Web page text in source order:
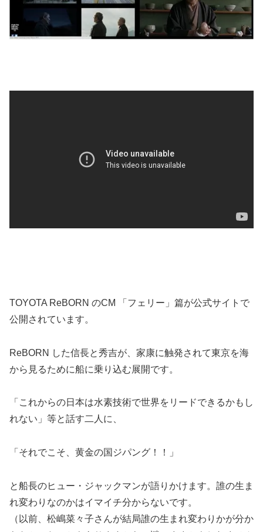
TOYOTA ReBORN のCM 「フェリー」篇が公式サイトで
公開されています。
ReBORN した信長と秀吉が、家康に触発されて東京を海
から見るために船に乗り込む展開です。
「これからの日本は水素技術で世界をリードできるかもし
れない」等と話す二人に、
「それでこそ、黄金の国ジパング！！」
と船長のヒュー・ジャックマンが語りかけます。誰の生ま
れ変わりなのかはイマイチ分からないです。
（以前、松嶋菜々子さんが結局誰の生まれ変わりかが分か